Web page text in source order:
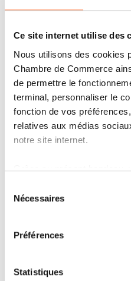
Ce site internet utilise des
Nous utilisons des cookies
Chambre de Commerce
de permettre le
terminal, personnaliser le
fonction de vos
relatives aux médias
notre site internet.
Grâce au présent bandeau,
à l’exception des cookies
fonctionnement du site.
cookies est accessible
dessus.
Il est précisé que la
Nécessaires
Préférences
Statistiques
manière concrète de
pleinement dans notre
innovation et
environnementale.»,
Schmitt, directrice
et RSE de Cactus.
engagement à
de recharge simples
nous permet de